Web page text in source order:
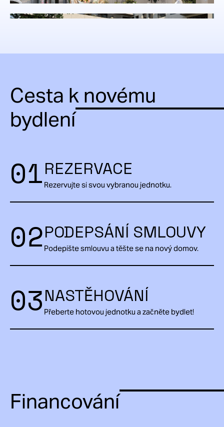
Cesta k novému
bydlení
01REZERVACE
Rezervujte si svou vybranou jednotku.
02PODEPSÁNÍ SMLOUVY
Podepište smlouvu a těšte se na nový domov.
03NASTĚHOVÁNÍ
Přeberte hotovou jednotku a začněte bydlet!
Financování